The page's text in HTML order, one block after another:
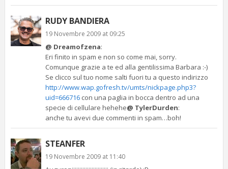
RUDY BANDIERA
19 Novembre 2009 at 09:25
@ Dreamofzena:
Eri finito in spam e non so come mai, sorry.
Comunque grazie a te ed alla gentilissima Barbara :-)
Se clicco sul tuo nome salti fuori tu a questo indirizzo
http://www.wap.gofresh.tv/umts/nickpage.php3?
uid=666716con una paglia in bocca dentro ad una
specie di cellulare hehehe@ TylerDurden:
anche tu avevi due commenti in spam…boh!
STEANFER
19 Novembre 2009 at 11:40